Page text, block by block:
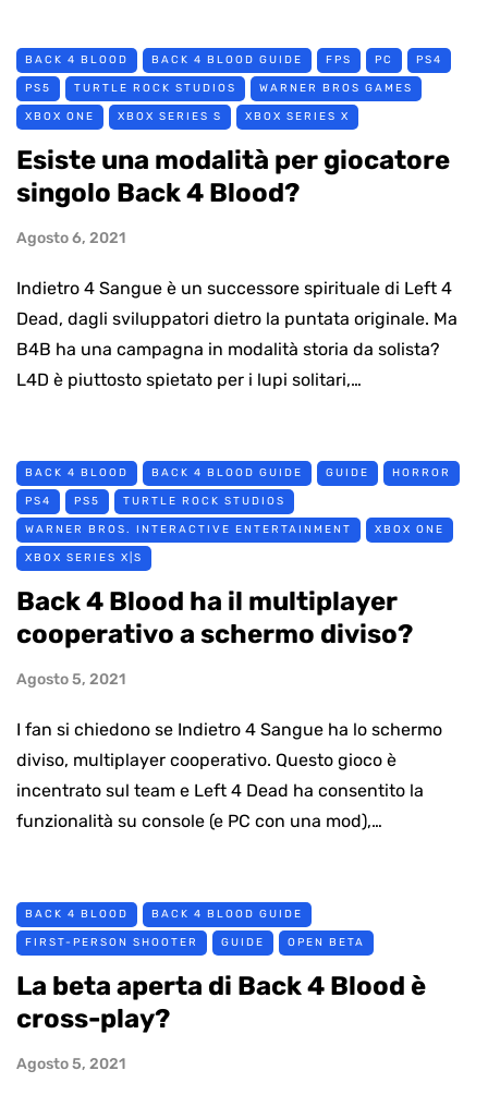
BACK 4 BLOOD BACK 4 BLOOD GUIDE FPS PC PS4
PS5 TURTLE ROCK STUDIOS WARNER BROS GAMES
XBOX ONE XBOX SERIES S XBOX SERIES X
Esiste una modalità per giocatore
singolo Back 4 Blood?
Agosto 6, 2021
Indietro 4 Sangue è un successore spirituale di Left 4
Dead, dagli sviluppatori dietro la puntata originale. Ma
B4B ha una campagna in modalità storia da solista?
L4D è piuttosto spietato per i lupi solitari,…
BACK 4 BLOOD BACK 4 BLOOD GUIDE GUIDE HORROR
PS4 PS5 TURTLE ROCK STUDIOS
WARNER BROS. INTERACTIVE ENTERTAINMENT XBOX ONE
XBOX SERIES X|S
Back 4 Blood ha il multiplayer
cooperativo a schermo diviso?
Agosto 5, 2021
I fan si chiedono se Indietro 4 Sangue ha lo schermo
diviso, multiplayer cooperativo. Questo gioco è
incentrato sul team e Left 4 Dead ha consentito la
funzionalità su console (e PC con una mod),…
BACK 4 BLOOD BACK 4 BLOOD GUIDE
FIRST-PERSON SHOOTER GUIDE OPEN BETA
La beta aperta di Back 4 Blood è
cross-play?
Agosto 5, 2021